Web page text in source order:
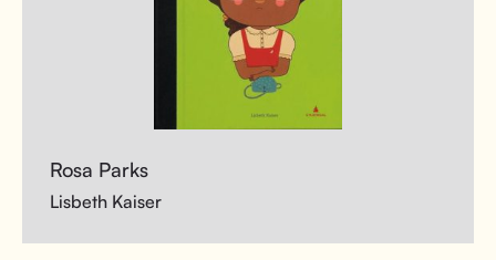
Rosa Parks
Lisbeth Kaiser